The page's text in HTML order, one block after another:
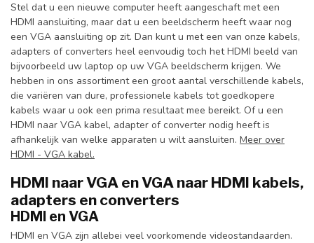
Stel dat u een nieuwe computer heeft aangeschaft met een
HDMI aansluiting, maar dat u een beeldscherm heeft waar nog
een VGA aansluiting op zit. Dan kunt u met een van onze kabels,
adapters of converters heel eenvoudig toch het HDMI beeld van
bijvoorbeeld uw laptop op uw VGA beeldscherm krijgen. We
hebben in ons assortiment een groot aantal verschillende kabels,
die variëren van dure, professionele kabels tot goedkopere
kabels waar u ook een prima resultaat mee bereikt. Of u een
HDMI naar VGA kabel, adapter of converter nodig heeft is
afhankelijk van welke apparaten u wilt aansluiten. Meer over
HDMI - VGA kabel.
HDMI naar VGA en VGA naar HDMI kabels,
adapters en converters
HDMI en VGA
HDMI en VGA zijn allebei veel voorkomende videostandaarden.